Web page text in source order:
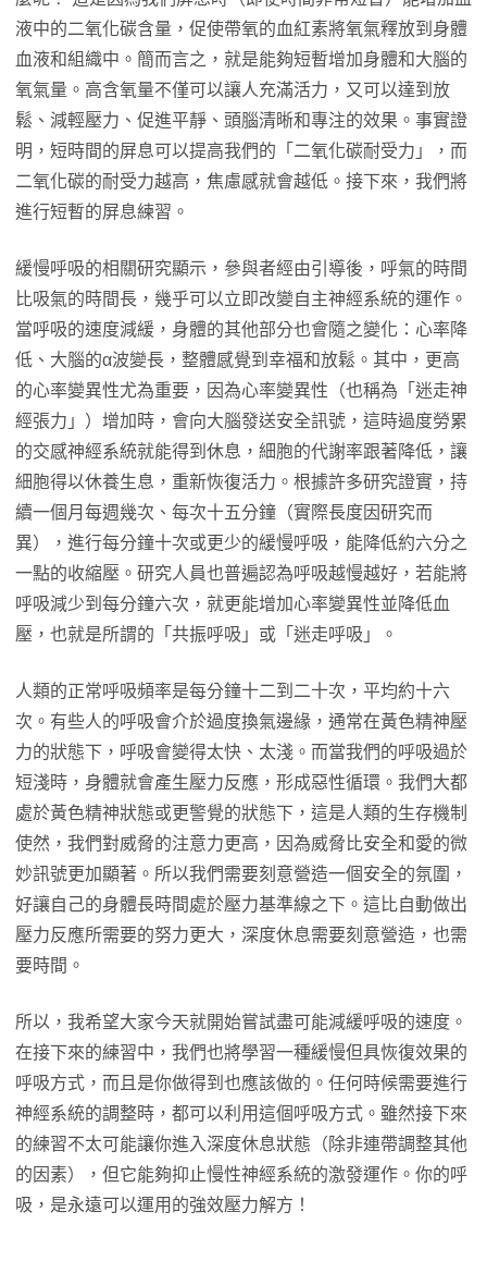
液中的二氧化碳含量，促使帶氧的血紅素將氧氣釋放到身體
血液和組織中。簡而言之，就是能夠短暫增加身體和大腦的
氧氣量。高含氧量不僅可以讓人充滿活力，又可以達到放
鬆、減輕壓力、促進平靜、頭腦清晰和專注的效果。事實證
明，短時間的屏息可以提高我們的「二氧化碳耐受力」，而
二氧化碳的耐受力越高，焦慮感就會越低。接下來，我們將
進行短暫的屏息練習。
緩慢呼吸的相關研究顯示，參與者經由引導後，呼氣的時間
比吸氣的時間長，幾乎可以立即改變自主神經系統的運作。
當呼吸的速度減緩，身體的其他部分也會隨之變化：心率降
低、大腦的α波變長，整體感覺到幸福和放鬆。其中，更高
的心率變異性尤為重要，因為心率變異性（也稱為「迷走神
經張力」）增加時，會向大腦發送安全訊號，這時過度勞累
的交感神經系統就能得到休息，細胞的代謝率跟著降低，讓
細胞得以休養生息，重新恢復活力。根據許多研究證實，持
續一個月每週幾次、每次十五分鐘（實際長度因研究而
異），進行每分鐘十次或更少的緩慢呼吸，能降低約六分之
一點的收縮壓。研究人員也普遍認為呼吸越慢越好，若能將
呼吸減少到每分鐘六次，就更能增加心率變異性並降低血
壓，也就是所謂的「共振呼吸」或「迷走呼吸」。
人類的正常呼吸頻率是每分鐘十二到二十次，平均約十六
次。有些人的呼吸會介於過度換氣邊緣，通常在黃色精神壓
力的狀態下，呼吸會變得太快、太淺。而當我們的呼吸過於
短淺時，身體就會產生壓力反應，形成惡性循環。我們大都
處於黃色精神狀態或更警覺的狀態下，這是人類的生存機制
使然，我們對威脅的注意力更高，因為威脅比安全和愛的微
妙訊號更加顯著。所以我們需要刻意營造一個安全的氛圍，
好讓自己的身體長時間處於壓力基準線之下。這比自動做出
壓力反應所需要的努力更大，深度休息需要刻意營造，也需
要時間。
所以，我希望大家今天就開始嘗試盡可能減緩呼吸的速度。
在接下來的練習中，我們也將學習一種緩慢但具恢復效果的
呼吸方式，而且是你做得到也應該做的。任何時候需要進行
神經系統的調整時，都可以利用這個呼吸方式。雖然接下來
的練習不太可能讓你進入深度休息狀態（除非連帶調整其他
的因素），但它能夠抑止慢性神經系統的激發運作。你的呼
吸，是永遠可以運用的強效壓力解方！